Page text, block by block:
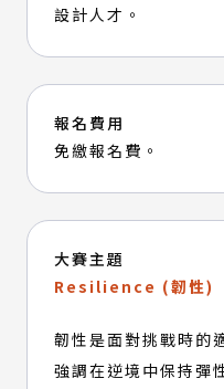
設計人才。
報名費用
免繳報名費。
大賽主題
Resilience (韌性)
韌性是面對挑戰時的
強調在逆境中保持彈